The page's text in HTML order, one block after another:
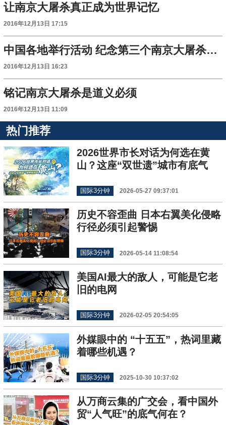
让南京大屠杀真正成为世界记忆
2016年12月13日 17:15
中国各地举行活动 纪念第三个南京大屠杀死难者国家公祭日
2016年12月13日 16:23
铭记南京大屠杀是道义必须
2016年12月13日 11:09
热门推荐
2026世界市长对话为何选在黄
山？这座“双世遗”城市有底气
国际3分钟 2026-05-27 09:37:01
历史不容歪曲 日本右翼美化侵略
行径必须引起警惕
国际3分钟 2026-05-14 11:08:54
美国AI最大的敌人，可能是它老
旧的电网
国际3分钟 2026-02-05 20:54:05
外媒眼中的 “十五五”，热词里藏
着哪些机遇？
国际3分钟 2025-10-30 10:37:02
从万商云集的广交会，看中国外
贸“人气旺”的底气何在？